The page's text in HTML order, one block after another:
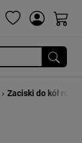
› Zaciski do kół